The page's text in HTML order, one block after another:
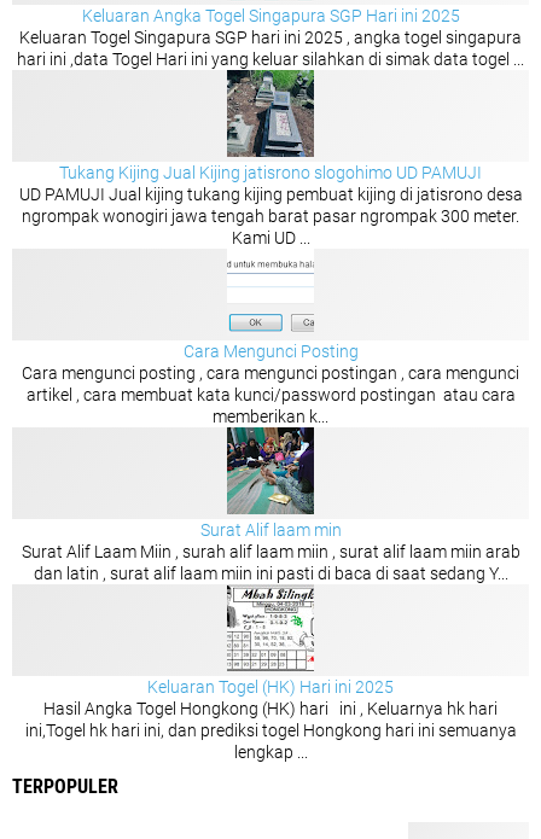
Keluaran Angka Togel Singapura SGP Hari ini 2025
Keluaran Togel Singapura SGP hari ini 2025 , angka togel singapura
hari ini ,data Togel Hari ini yang keluar silahkan di simak data togel ...
Tukang Kijing Jual Kijing jatisrono slogohimo UD PAMUJI
UD PAMUJI Jual kijing tukang kijing pembuat kijing di jatisrono desa
ngrompak wonogiri jawa tengah barat pasar ngrompak 300 meter.
Kami UD ...
Cara Mengunci Posting
Cara mengunci posting , cara mengunci postingan , cara mengunci
artikel , cara membuat kata kunci/password postingan atau cara
memberikan k...
Surat Alif laam min
Surat Alif Laam Miin , surah alif laam miin , surat alif laam miin arab
dan latin , surat alif laam miin ini pasti di baca di saat sedang Y...
Keluaran Togel (HK) Hari ini 2025
Hasil Angka Togel Hongkong (HK) hari ini , Keluarnya hk hari
ini,Togel hk hari ini, dan prediksi togel Hongkong hari ini semuanya
lengkap ...
TERPOPULER